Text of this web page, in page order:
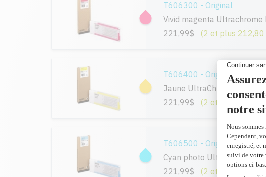
T606300 - Original
Vivid magenta
221,99$
(2 et plus 212,80
T606400 - Original
Jaune UltraChrome 220ml
221,99$
(2 et plus 212,80
T606500 - Original
Cyan photo UltraChrome
221,99$
(2 et plus 212,80